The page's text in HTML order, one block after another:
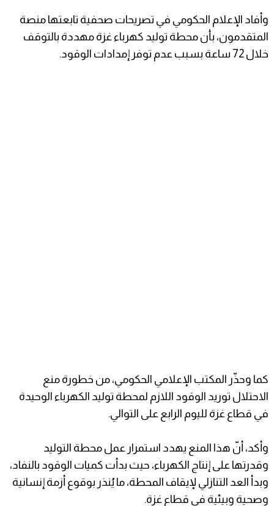
وأفاد الإعلام الحكومي في تصريحات صحفية تابعتها منصة
المتقدمون، بأن محطة توليد كهرباء غزة مهددة بالتوقف
خلال 72 ساعة بسبب عدم توفر إمدادات الوقود.
كما وحذّر المكتب الإعلامي الحكومي، من خطورة منع
الاحتلال توريد الوقود اللازم لمحطة توليد الكهرباء الوحيدة
في قطاع غزة لليوم الرابع على التوالي.
وأكد، أنّ هذا المنع يهدد استمرار عمل محطة التوليد
وقدرتها على إنتاج الكهرباء، حيث بدأت كميات الوقود بالنفاد،
وبدأ العد التنازلي لإيقاف المحطة، ما يُنذر بوقوع أزمة إنسانية
وصحية وبيئية في قطاع غزة.